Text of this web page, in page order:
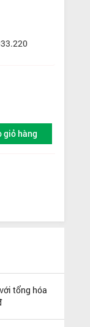
tổng hóa